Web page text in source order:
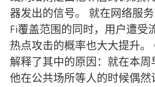
器发出的信号。 就在网络服
Fi覆盖范围的同时，用户遭受
热点攻击的概率也大大提升
解释了其中的原因：就在本周
他在公共场所等人的时候偶然